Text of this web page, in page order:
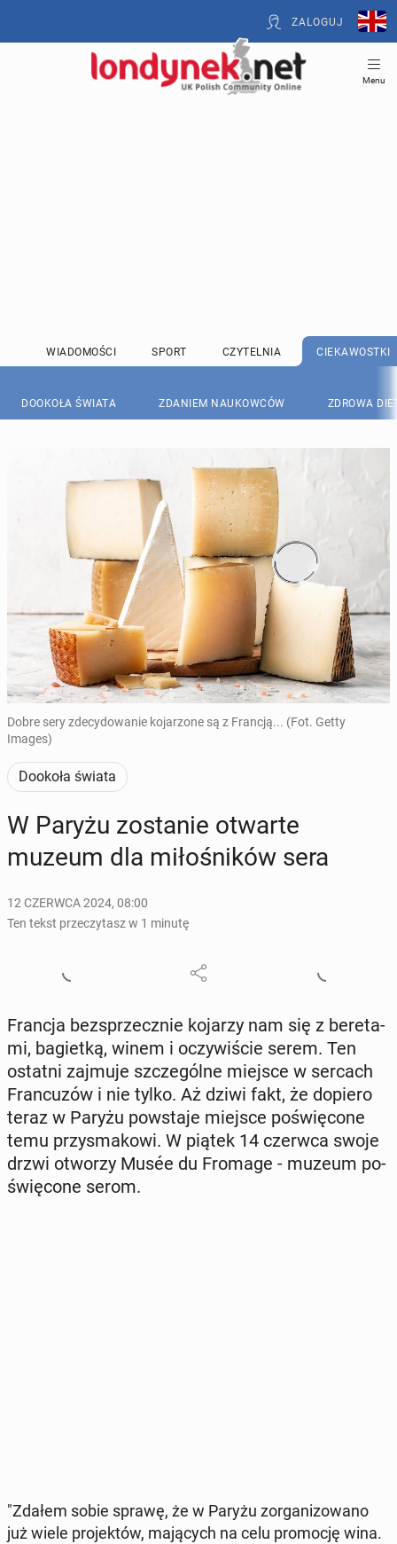
ZALOGUJ
Menu
WIADOMOŚCI SPORT CZYTELNIA CIEKAWOSTKI
DOOKOŁA ŚWIATA ZDANIEM NAUKOWCÓW ZDROWA
Dobre sery zdecydowanie kojarzone są z Francją... (Fot. Getty
Images)
Dookoła świata
W Paryżu zo­sta­nie otwarte
muzeum dla mi­ło­śni­ków sera
12 CZERWCA 2024, 08:00
Ten tekst przeczytasz w 1 minutę
Francja bez­sprzecz­nie kojarzy nam się z be­re­ta­
mi, ba­giet­ką, winem i oczy­wi­ście serem. Ten
ostatni zajmuje szcze­gól­ne miejsce w sercach
Fran­cu­zów i nie tylko. Aż dziwi fakt, że dopiero
teraz w Paryżu po­wsta­je miejsce po­świę­co­ne
temu przy­sma­ko­wi. W piątek 14 czerwca swoje
drzwi otworzy Musée du Fromage - muzeum po­
świę­co­ne serom.
"Zdałem sobie sprawę, że w Paryżu zor­ga­ni­zo­wa­no
już wiele pro­jek­tów, ma­ją­cych na celu pro­mo­cję wina.